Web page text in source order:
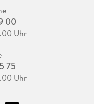
00
Uhr
75
Uhr